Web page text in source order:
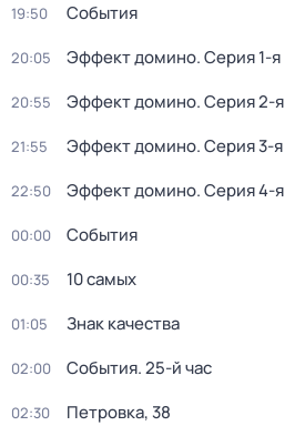
19:50 События
20:05 Эффект домино. Серия 1-я
20:55 Эффект домино. Серия 2-я
21:55 Эффект домино. Серия 3-я
22:50 Эффект домино. Серия 4-я
00:00 События
00:35 10 самых
01:05 Знак качества
02:00 События. 25-й час
02:30 Петровка, 38